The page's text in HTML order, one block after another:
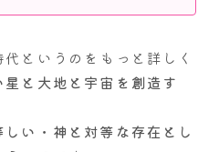
というのをもっと詳しく
星と大地と宇宙を創造す
い・神と対等な存在とし